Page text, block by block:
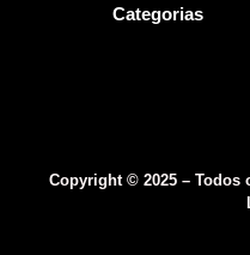
Categorias
Copyright © 2025 – Todos